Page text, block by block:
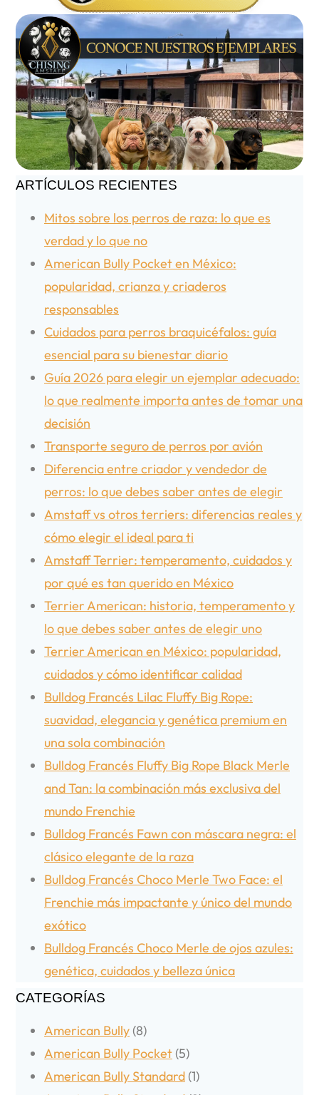
ARTÍCULOS RECIENTES
Mitos sobre los perros de raza: lo que es
verdad y lo que no
American Bully Pocket en México:
popularidad, crianza y criaderos
responsables
Cuidados para perros braquicéfalos: guía
esencial para su bienestar diario
Guía 2026 para elegir un ejemplar adecuado:
lo que realmente importa antes de tomar una
decisión
Transporte seguro de perros por avión
Diferencia entre criador y vendedor de
perros: lo que debes saber antes de elegir
Amstaff vs otros terriers: diferencias reales y
cómo elegir el ideal para ti
Amstaff Terrier: temperamento, cuidados y
por qué es tan querido en México
Terrier American: historia, temperamento y
lo que debes saber antes de elegir uno
Terrier American en México: popularidad,
cuidados y cómo identificar calidad
Bulldog Francés Lilac Fluffy Big Rope:
suavidad, elegancia y genética premium en
una sola combinación
Bulldog Francés Fluffy Big Rope Black Merle
and Tan: la combinación más exclusiva del
mundo Frenchie
Bulldog Francés Fawn con máscara negra: el
clásico elegante de la raza
Bulldog Francés Choco Merle Two Face: el
Frenchie más impactante y único del mundo
exótico
Bulldog Francés Choco Merle de ojos azules:
genética, cuidados y belleza única
CATEGORÍAS
American Bully (8)
American Bully Pocket (5)
American Bully Standard (1)